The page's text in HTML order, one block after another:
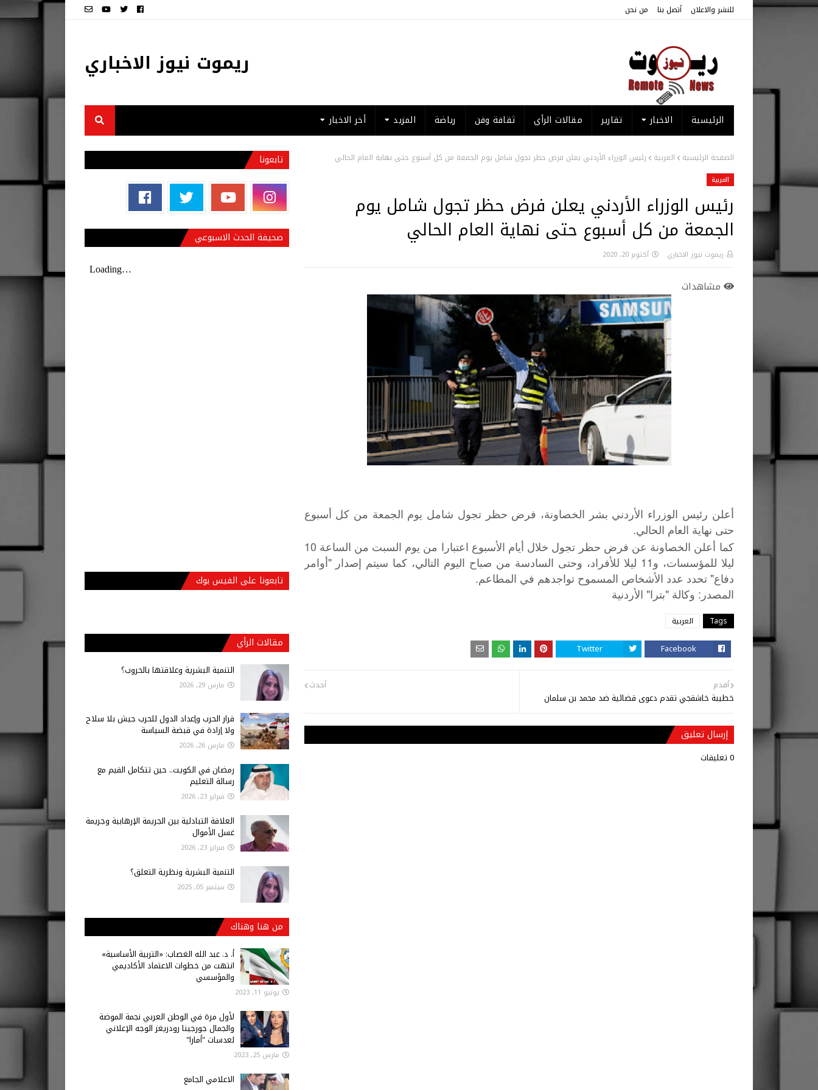
للنشر والاعلان أتصل بنا من نحن
ريموت نيوز الاخباري
الرئيسية الاخبار تقارير مقالات الرأي ثقافة وفن رياضة المزيد أخر الاخبار
الصفحة الرئيسية العربية رئيس الوزراء الأردني يعلن فرض حظر تجول شامل يوم الجمعة من كل أسبوع حتى نهاية العام الحالي
العربية
رئيس الوزراء الأردني يعلن فرض حظر تجول شامل يوم
الجمعة من كل أسبوع حتى نهاية العام الحالي
ريموت نيوز الاخباري أكتوبر 20, 2020
مشاهدات
أعلن رئيس الوزراء الأردني بشر الخصاونة، فرض حظر تجول شامل يوم الجمعة من كل أسبوع
حتى نهاية العام الحالي.
كما أعلن الخصاونة عن فرض حظر تجول خلال أيام الأسبوع اعتبارا من يوم السبت من الساعة 10
ليلا للمؤسسات، و11 ليلا للأفراد، وحتى السادسة من صباح اليوم التالي، كما سيتم إصدار "أوامر
دفاع" تحدد عدد الأشخاص المسموح تواجدهم في المطاعم.
المصدر : وكالة "بترا" الأردنية
Tags العربية
Facebook
Twitter
أحدث أقدم
خطيبة خاشقجي تقدم دعوى قضائية ضد محمد بن سلمان
إرسال تعليق
0 تعليقات
تابعونا
صحيفة الحدث الاسبوعي
تابعونا على الفيس بوك
مقالات الرأي
التنمية البشرية وعلاقتها بالحروب؟
مارس 29, 2026
قرار الحرب وإعداد الدول للحرب جيش بلا سلاح
ولا إرادة في قبضة السياسة
مارس 26, 2026
رمضان في الكويت.. حين تتكامل القيم مع
رسالة التعليم
فبراير 23, 2026
العلاقة التبادلية بين الجريمة الإرهابية وجريمة
غسل الأموال
فبراير 23, 2026
التنمية البشرية ونظرية التعلق؟
سبتمبر 05, 2025
من هنا وهناك
أ‌. د. عبد الله الغصاب: «التربية الأساسية»
انتهت من خطوات الاعتماد الأكاديمي
والمؤسسي
يونيو 11, 2023
لأول مرة في الوطن العربي نجمة الموضة
والجمال جورجينا رودريغز الوجه الإعلاني
لعدسات "أمارا"
مارس 25, 2023
الاعلامي الجامع